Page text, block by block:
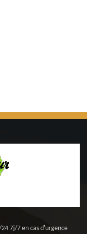
7j/7 en cas d'urgence